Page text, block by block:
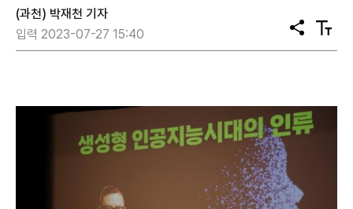
(과천) 박재천 기자
입력 2023-07-27 15:40
공
유
텍
스